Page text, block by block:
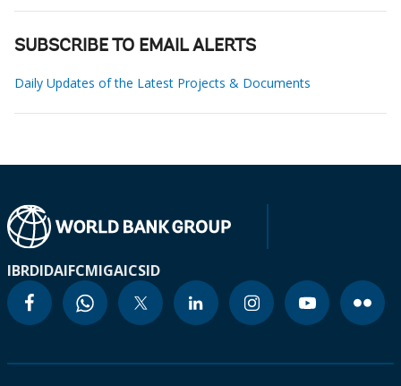
SUBSCRIBE TO EMAIL ALERTS
Daily Updates of the Latest Projects & Documents
IBRDIDAIFCMIGAICSID